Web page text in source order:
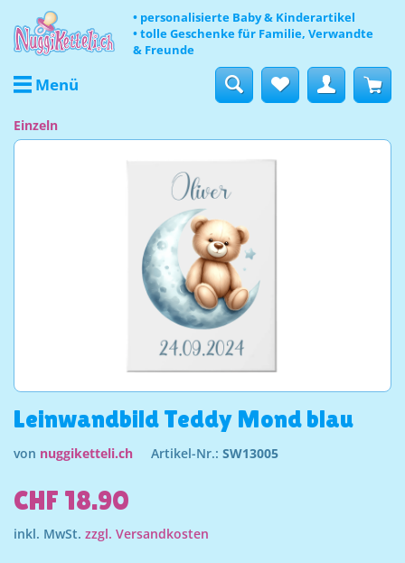
• personalisierte Baby & Kinderartikel
• tolle Geschenke für Familie, Verwandte
& Freunde
Menü
Einzeln
Leinwandbild Teddy Mond blau
von nuggiketteli.ch Artikel-Nr.: SW13005
CHF 18.90
inkl. MwSt. zzgl. Versandkosten